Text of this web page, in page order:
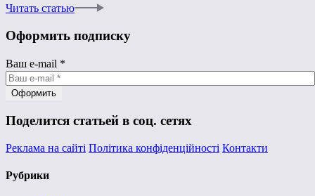
Читать статью
Оформить подписку
Ваш e-mail *
Поделится статьей в соц. сетях
Реклама на сайті Політика конфіденційності Контакти
Рубрики